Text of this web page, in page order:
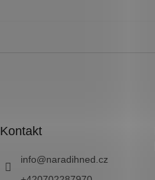
Kontakt
info@naradihned.cz